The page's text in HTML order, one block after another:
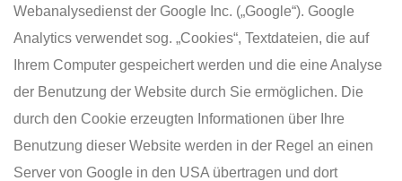
Webanalysedienst der Google Inc. („Google“). Google
Analytics verwendet sog. „Cookies“, Textdateien, die auf
Ihrem Computer gespeichert werden und die eine Analyse
der Benutzung der Website durch Sie ermöglichen. Die
durch den Cookie erzeugten Informationen über Ihre
Benutzung dieser Website werden in der Regel an einen
Server von Google in den USA übertragen und dort